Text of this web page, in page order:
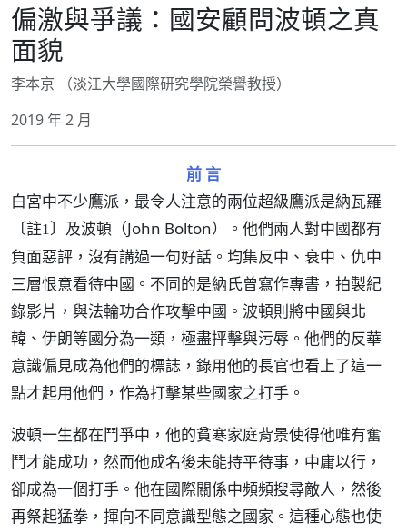
偏激與爭議：國安顧問波頓之真
面貌
李本京 （淡江大學國際研究學院榮譽教授）
2019 年 2 月
前 言
白宮中不少鷹派，最令人注意的兩位超級鷹派是納瓦羅
〔註1〕 及波頓（John Bolton）。他們兩人對中國都有
負面惡評，沒有講過一句好話。均集反中、衰中、仇中
三層恨意看待中國。不同的是納氏曾寫作專書，拍製紀
錄影片，與法輪功合作攻擊中國。波頓則將中國與北
韓、伊朗等國分為一類，極盡抨擊與污辱。他們的反華
意識偏見成為他們的標誌，錄用他的長官也看上了這一
點才起用他們，作為打擊某些國家之打手。
波頓一生都在鬥爭中，他的貧寒家庭背景使得他唯有奮
鬥才能成功，然而他成名後未能持平待事，中庸以行，
卻成為一個打手。他在國際關係中頻頻搜尋敵人，然後
再祭起猛拳，揮向不同意識型態之國家。這種心態也使